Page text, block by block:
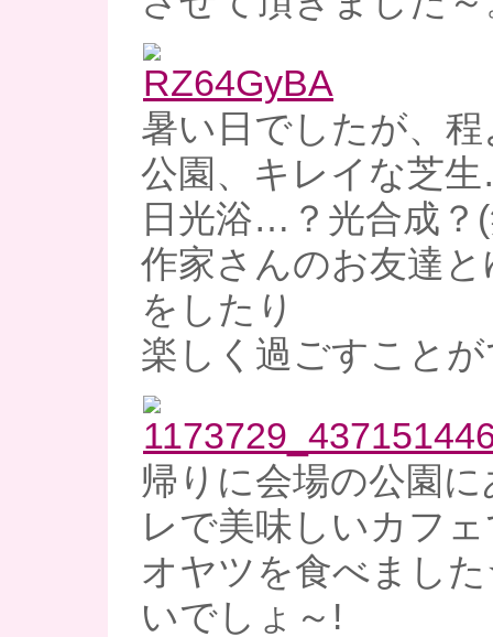
暑い日でしたが、
公園、キレイな芝
日光浴…？光合成？
作家さんのお友達
をしたり
楽しく過ごすこと
帰りに会場の公園
レで美味しいカフ
オヤツを食べまし
いでしょ～!